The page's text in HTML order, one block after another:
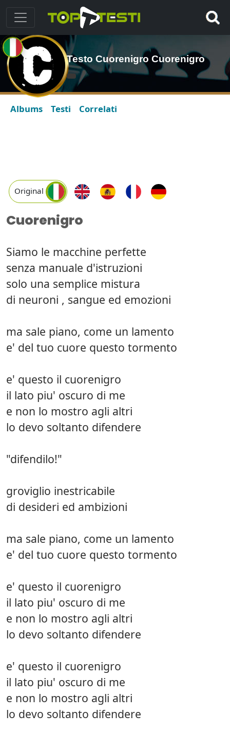
Testo Cuorenigro Cuorenigro
Albums Testi Correlati
Original
Cuorenigro
Siamo le macchine perfette
senza manuale d'istruzioni
solo una semplice mistura
di neuroni , sangue ed emozioni
ma sale piano, come un lamento
e' del tuo cuore questo tormento
e' questo il cuorenigro
il lato piu' oscuro di me
e non lo mostro agli altri
lo devo soltanto difendere
"difendilo!"
groviglio inestricabile
di desideri ed ambizioni
ma sale piano, come un lamento
e' del tuo cuore questo tormento
e' questo il cuorenigro
il lato piu' oscuro di me
e non lo mostro agli altri
lo devo soltanto difendere
e' questo il cuorenigro
il lato piu' oscuro di me
e non lo mostro agli altri
lo devo soltanto difendere